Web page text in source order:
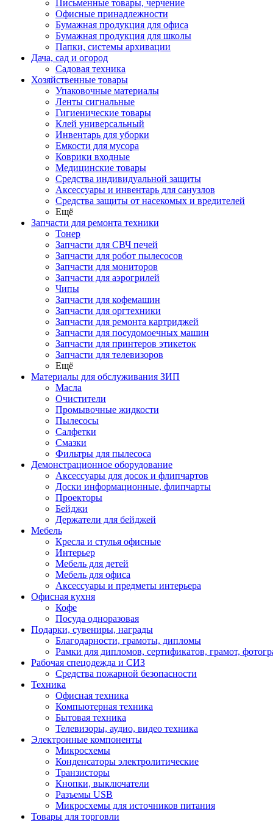
Письменные товары, черчение
Офисные принадлежности
Бумажная продукция для офиса
Бумажная продукция для школы
Папки, системы архивации
Дача, сад и огород
Садовая техника
Хозяйственные товары
Упаковочные материалы
Ленты сигнальные
Гигиенические товары
Клей универсальный
Инвентарь для уборки
Емкости для мусора
Коврики входные
Медицинские товары
Средства индивидуальной защиты
Аксессуары и инвентарь для санузлов
Средства защиты от насекомых и вредителей
Ещё
Запчасти для ремонта техники
Тонер
Запчасти для СВЧ печей
Запчасти для робот пылесосов
Запчасти для мониторов
Запчасти для аэрогрилей
Чипы
Запчасти для кофемашин
Запчасти для оргтехники
Запчасти для ремонта картриджей
Запчасти для посудомоечных машин
Запчасти для принтеров этикеток
Запчасти для телевизоров
Ещё
Материалы для обслуживания ЗИП
Масла
Очистители
Промывочные жидкости
Пылесосы
Салфетки
Смазки
Фильтры для пылесоса
Демонстрационное оборудование
Аксессуары для досок и флипчартов
Доски информационные, флипчарты
Проекторы
Бейджи
Держатели для бейджей
Мебель
Кресла и стулья офисные
Интерьер
Мебель для детей
Мебель для офиса
Аксессуары и предметы интерьера
Офисная кухня
Кофе
Посуда одноразовая
Подарки, сувениры, награды
Благодарности, грамоты, дипломы
Рамки для дипломов, сертификатов, грамот,
Рабочая спецодежда и СИЗ
Средства пожарной безопасности
Техника
Офисная техника
Компьютерная техника
Бытовая техника
Телевизоры, аудио, видео техника
Электронные компоненты
Микросхемы
Конденсаторы электролитические
Транзисторы
Кнопки, выключатели
Разъемы USB
Микросхемы для источников питания
Товары для торговли